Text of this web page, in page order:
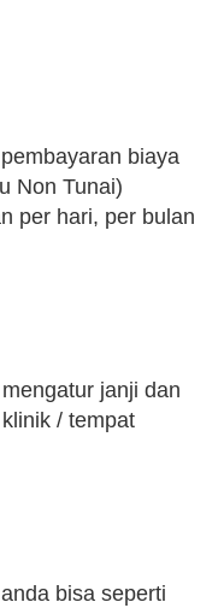
biaya
Non Tunai)
per hari, per bulan
janji dan
/ tempat
bisa seperti